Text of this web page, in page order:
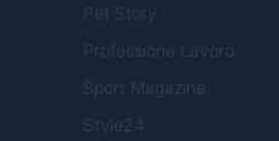
Pet Story
Professione Lavoro
Sport Magazine
Style24